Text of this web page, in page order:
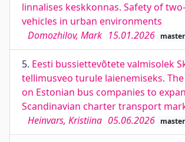
linnalises keskkonnas. Safety of
vehicles in urban environments
Domozhilov, Mark 15.01.2026
5. Eesti bussiettevõtete valmisolek
tellimusveo turule laienemiseks.
on Estonian bus companies to
Scandinavian charter transport
Heinvars, Kristiina 05.06.2026